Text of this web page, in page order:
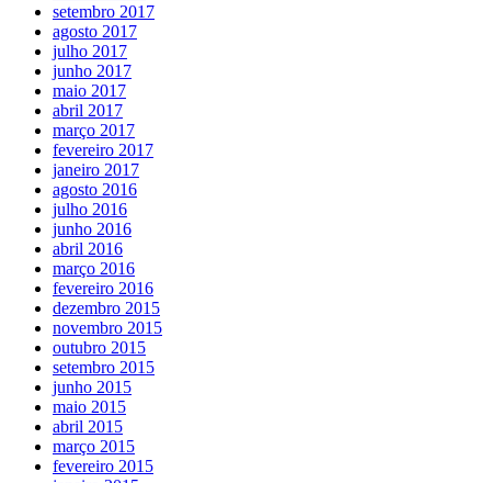
setembro 2017
agosto 2017
julho 2017
junho 2017
maio 2017
abril 2017
março 2017
fevereiro 2017
janeiro 2017
agosto 2016
julho 2016
junho 2016
abril 2016
março 2016
fevereiro 2016
dezembro 2015
novembro 2015
outubro 2015
setembro 2015
junho 2015
maio 2015
abril 2015
março 2015
fevereiro 2015